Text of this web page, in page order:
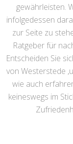
gewährleisten.
infolgedessen
zur Seite zu
Ratgeber für
Entscheiden Sie
von Westerstede
wie auch
keineswegs im